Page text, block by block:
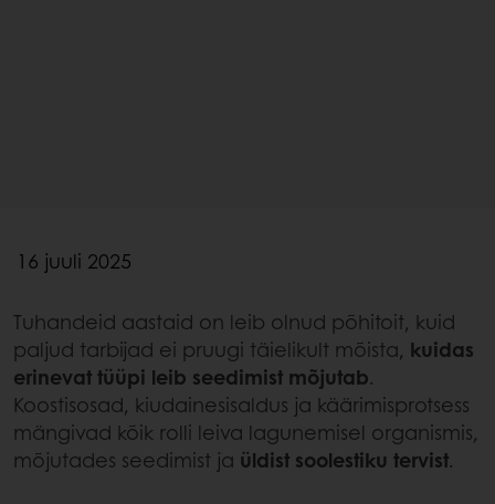
16 juuli 2025
Tuhandeid aastaid on leib olnud põhitoit, kuid
paljud tarbijad ei pruugi täielikult mõista, kuidas
erinevat tüüpi leib seedimist mõjutab.
Koostisosad, kiudainesisaldus ja käärimisprotsess
mängivad kõik rolli leiva lagunemisel organismis,
mõjutades seedimist ja üldist soolestiku tervist.